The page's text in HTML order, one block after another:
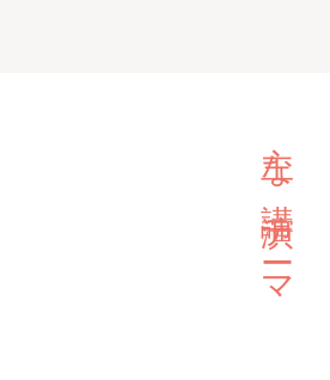
主な講演テーマ